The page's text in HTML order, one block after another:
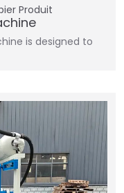
Produit
is designed to